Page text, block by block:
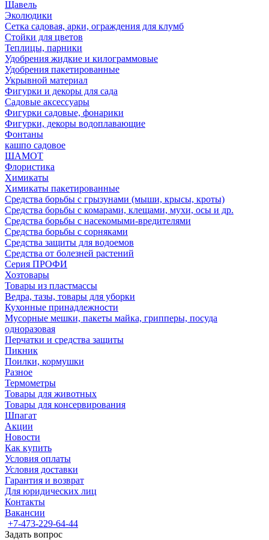
Щавель
Эколюдики
Сетка садовая, арки, ограждения для клумб
Стойки для цветов
Теплицы, парники
Удобрения жидкие и килограммовые
Удобрения пакетированные
Укрывной материал
Фигурки и декоры для сада
Садовые аксессуары
Фигурки садовые, фонарики
Фигурки, декоры водоплавающие
Фонтаны
кашпо садовое
ШАМОТ
Флористика
Химикаты
Химикаты пакетированные
Средства борьбы с грызунами (мыши, крысы, кроты)
Средства борьбы с комарами, клещами, мухи, осы и др.
Средства борьбы с насекомыми-вредителями
Средства борьбы с сорняками
Средства защиты для водоемов
Средства от болезней растений
Серия ПРОФИ
Хозтовары
Товары из пластмассы
Ведра, тазы, товары для уборки
Кухонные принадлежности
Мусорные мешки, пакеты майка, грипперы, посуда
одноразовая
Перчатки и средства защиты
Пикник
Поилки, кормушки
Разное
Термометры
Товары для животных
Товары для консервирования
Шпагат
Акции
Новости
Как купить
Условия оплаты
Условия доставки
Гарантия и возврат
Для юридических лиц
Контакты
Вакансии
+7-473-229-64-44
Задать вопрос